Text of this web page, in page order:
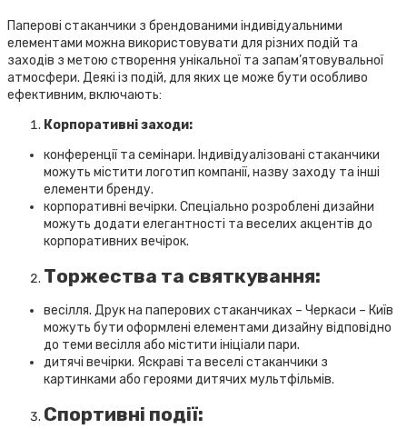
Паперові стаканчики з брендованими індивідуальними
елементами можна використовувати для різних подій та
заходів з метою створення унікальної та запам’ятовувальної
атмосфери. Деякі із подій, для яких це може бути особливо
ефективним, включають:
Корпоративні заходи:
конференції та семінари. Індивідуалізовані стаканчики
можуть містити логотип компанії, назву заходу та інші
елементи бренду.
корпоративні вечірки. Спеціально розроблені дизайни
можуть додати елегантності та веселих акцентів до
корпоративних вечірок.
Торжества та святкування:
весілля. Друк на паперових стаканчиках – Черкаси – Київ
можуть бути оформлені елементами дизайну відповідно
до теми весілля або містити ініціали пари.
дитячі вечірки. Яскраві та веселі стаканчики з
картинками або героями дитячих мультфільмів.
Спортивні події: